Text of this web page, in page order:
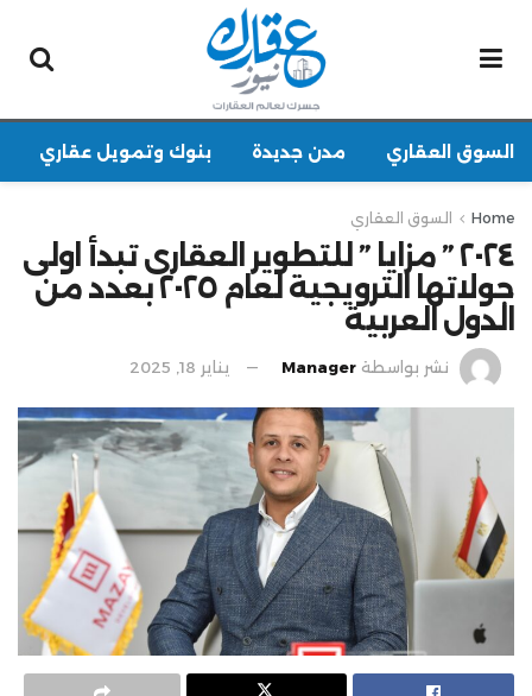
السوق العقاري مدن جديدة بنوك وتمويل عقاري
Home السوق العقاري
٢٠٢٤ ” مزايا ” للتطوير العقارى تبدأ اولى
جولاتها الترويجية لعام ٢٠٢٥ بعدد من
الدول العربية
نشر بواسطة Manager يناير 18, 2025